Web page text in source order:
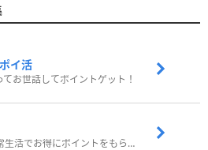
イ活
てお世話してポイントゲット！
歩いてポイ活！日常生活でお得にポイントをもらおう